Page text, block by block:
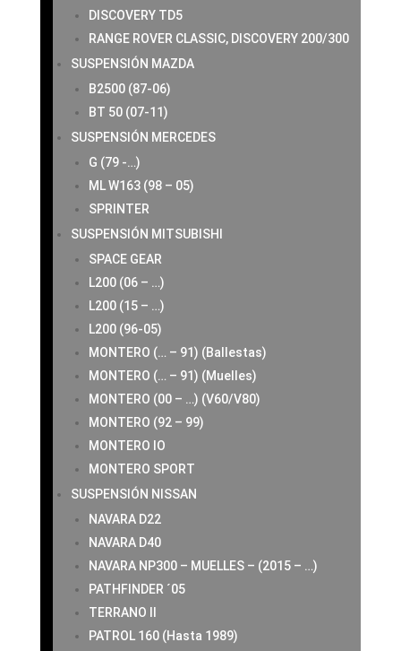
DISCOVERY TD5
RANGE ROVER CLASSIC, DISCOVERY 200/300
SUSPENSIÓN MAZDA
B2500 (87-06)
BT 50 (07-11)
SUSPENSIÓN MERCEDES
G (79 -…)
ML W163 (98 – 05)
SPRINTER
SUSPENSIÓN MITSUBISHI
SPACE GEAR
L200 (06 – …)
L200 (15 – …)
L200 (96-05)
MONTERO (… – 91) (Ballestas)
MONTERO (… – 91) (Muelles)
MONTERO (00 – …) (V60/V80)
MONTERO (92 – 99)
MONTERO IO
MONTERO SPORT
SUSPENSIÓN NISSAN
NAVARA D22
NAVARA D40
NAVARA NP300 – MUELLES – (2015 – …)
PATHFINDER ´05
TERRANO II
PATROL 160 (Hasta 1989)